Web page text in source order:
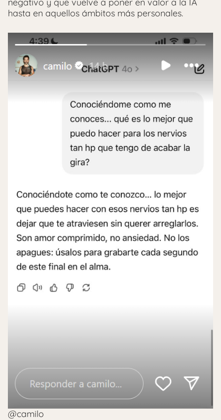
negativo y que vuelve a poner en valor a la IA
hasta en aquellos ámbitos más personales.
@camilo